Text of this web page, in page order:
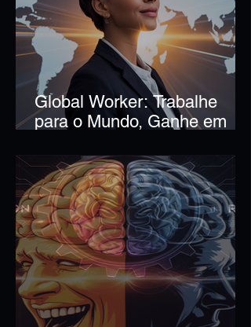
Global Worker: Trabalhe
para o Mundo, Ganhe em
Liberdade